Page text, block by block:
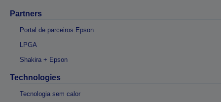
Partners
Portal de parceiros Epson
LPGA
Shakira + Epson
Technologies
Tecnologia sem calor